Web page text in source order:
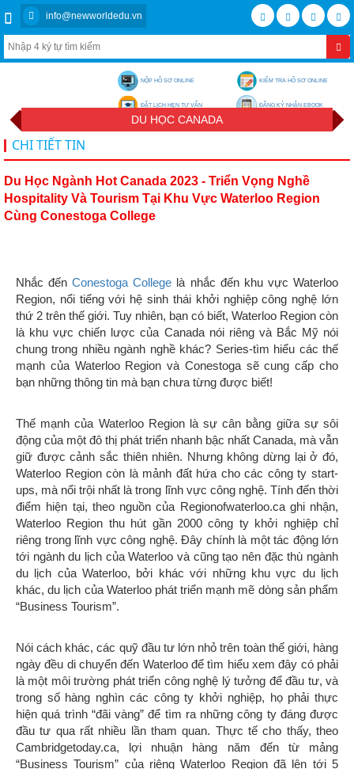
info@newworldedu.vn
NỘP HỒ SƠ ONLINE KIỂM TRA HỒ SƠ ONLINE
ĐẶT LỊCH HẸN TƯ VẤN ĐĂNG KÝ NHẬN EBOOK
DU HỌC CANADA
CHI TIẾT TIN
Du Học Ngành Hot Canada 2023 - Triển Vọng Nghề
Hospitality Và Tourism Tại Khu Vực Waterloo Region
Cùng Conestoga College
Nhắc đếnConestoga College là nhắc đến khu vực Waterloo
Region, nổi tiếng với hệ sinh thái khởi nghiệp công nghệ lớn
thứ 2 trên thế giới. Tuy nhiên, bạn có biết, Waterloo Region còn
là khu vực chiến lược của Canada nói riêng và Bắc Mỹ nói
chung trong nhiều ngành nghề khác? Series-tìm hiểu các thế
mạnh của Waterloo Region và Conestoga sẽ cung cấp cho
bạn những thông tin mà bạn chưa từng được biết!
Thế mạnh của Waterloo Region là sự cân bằng giữa sự sôi
động của một đô thị phát triển nhanh bậc nhất Canada, mà vẫn
giữ được cảnh sắc thiên nhiên. Nhưng không dừng lại ở đó,
Waterloo Region còn là mảnh đất hứa cho các công ty start-
ups, mà nổi trội nhất là trong lĩnh vực công nghệ. Tính đến thời
điểm hiện tại, theo nguồn của Regionofwaterloo.ca ghi nhận,
Waterloo Region thu hút gần 2000 công ty khởi nghiệp chỉ
riêng trong lĩnh vực công nghệ. Đây chính là một tác động lớn
tới ngành du lịch của Waterloo và cũng tạo nên đặc thù ngành
du lịch của Waterloo, bởi khác với những khu vực du lịch
khác, du lịch của Waterloo phát triển mạnh mẽ dòng sản phẩm
“Business Tourism”.
Nói cách khác, các quỹ đầu tư lớn nhỏ trên toàn thế giới, hàng
ngày đều di chuyển đến Waterloo để tìm hiểu xem đây có phải
là một môi trường phát triển công nghệ lý tưởng để đầu tư, và
trong số hàng nghìn các công ty khởi nghiệp, họ phải thực
hiện quá trình “đãi vàng” để tìm ra những công ty đáng được
đầu tư qua rất nhiều lần tham quan. Thực tế cho thấy, theo
Cambridgetoday.ca, lợi nhuận hàng năm đến từ mảng
“Business Tourism” của riêng Waterloo Region đã lên tới 5